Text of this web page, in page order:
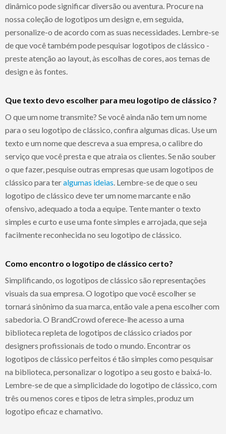
dinâmico pode significar diversão ou aventura. Procure na
nossa coleção de logotipos um design e, em seguida,
personalize-o de acordo com as suas necessidades. Lembre-se
de que você também pode pesquisar logotipos de clássico -
preste atenção ao layout, às escolhas de cores, aos temas de
design e às fontes.
Que texto devo escolher para meu logotipo de clássico ?
O que um nome transmite? Se você ainda não tem um nome
para o seu logotipo de clássico, confira algumas dicas. Use um
texto e um nome que descreva a sua empresa, o calibre do
serviço que você presta e que atraia os clientes. Se não souber
o que fazer, pesquise outras empresas que usam logotipos de
clássico para teralgumas ideias . Lembre-se de que o seu
logotipo de clássico deve ter um nome marcante e não
ofensivo, adequado a toda a equipe. Tente manter o texto
simples e curto e use uma fonte simples e arrojada, que seja
facilmente reconhecida no seu logotipo de clássico.
Como encontro o logotipo de clássico certo?
Simplificando, os logotipos de clássico são representações
visuais da sua empresa. O logotipo que você escolher se
tornará sinônimo da sua marca, então vale a pena escolher com
sabedoria. O BrandCrowd oferece-lhe acesso a uma
biblioteca repleta de logotipos de clássico criados por
designers profissionais de todo o mundo. Encontrar os
logotipos de clássico perfeitos é tão simples como pesquisar
na biblioteca, personalizar o logotipo a seu gosto e baixá-lo.
Lembre-se de que a simplicidade do logotipo de clássico, com
três ou menos cores e tipos de letra simples, produz um
logotipo eficaz e chamativo.